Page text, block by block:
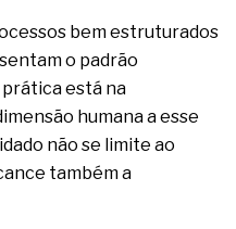
bem estruturados
o padrão
prática está na
humana a esse
não se limite ao
também a